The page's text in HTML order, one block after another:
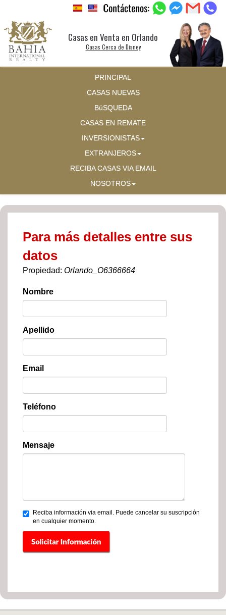
Casas en Venta en Orlando
Casas Cerca de Disney
PRINCIPAL
CASAS NUEVAS
BúSQUEDA
CASAS EN REMATE
INVERSIONISTAS
EXTRANJEROS
RECIBA CASAS VIA EMAIL
NOSOTROS
Para más detalles entre sus
datos
Propiedad: Orlando_O6366664
Nombre
Apellido
Email
Teléfono
Mensaje
Reciba información via email. Puede cancelar su suscripción
en cualquier momento.